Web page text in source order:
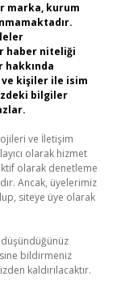
marka, kurum
haber niteliği
hakkında
ve kişiler ile isim
bilgiler
ve İletişim
olarak hizmet
olarak denetleme
Ancak, üyelerimiz
siteye üye olarak
bildirmeniz
kaldırılacaktır.